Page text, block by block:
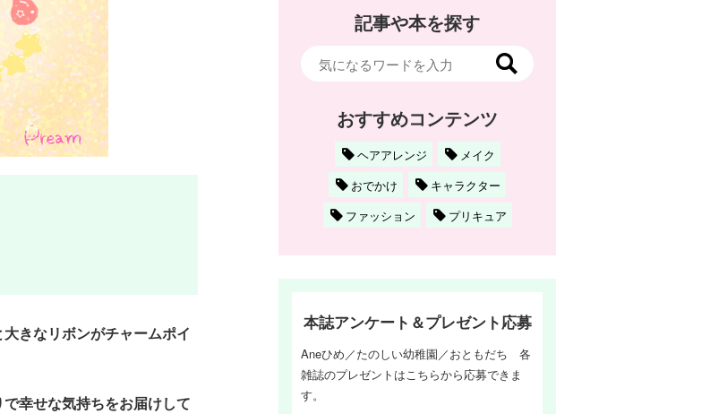
きなリボンがチャームポイ
幸せな気持ちをお届けして
記事や本を探す
おすすめコンテンツ
ヘアアレンジ
メイク
おでかけ
キャラクター
ファッション
プリキュア
本誌アンケート＆プレゼント応募
Aneひめ／たのしい幼稚園／おともだち 各
雑誌のプレゼントはこちらから応募できま
す。